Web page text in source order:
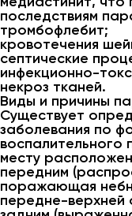
последствиям
тромбофлебит;
кровотечения
септические
инфекционно-
некроз тканей.
Виды и причины
Существует
заболевания по
воспалительного
месту
передним
поражающая
передне-верхней